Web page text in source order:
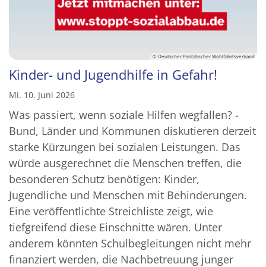
© Deutscher Paritätischer Wohlfahrtsverband
Kinder- und Jugendhilfe in Gefahr!
Mi. 10. Juni 2026
Was passiert, wenn soziale Hilfen wegfallen? -
Bund, Länder und Kommunen diskutieren derzeit
starke Kürzungen bei sozialen Leistungen. Das
würde ausgerechnet die Menschen treffen, die
besonderen Schutz benötigen: Kinder,
Jugendliche und Menschen mit Behinderungen.
Eine veröffentlichte Streichliste zeigt, wie
tiefgreifend diese Einschnitte wären. Unter
anderem könnten Schulbegleitungen nicht mehr
finanziert werden, die Nachbetreuung junger